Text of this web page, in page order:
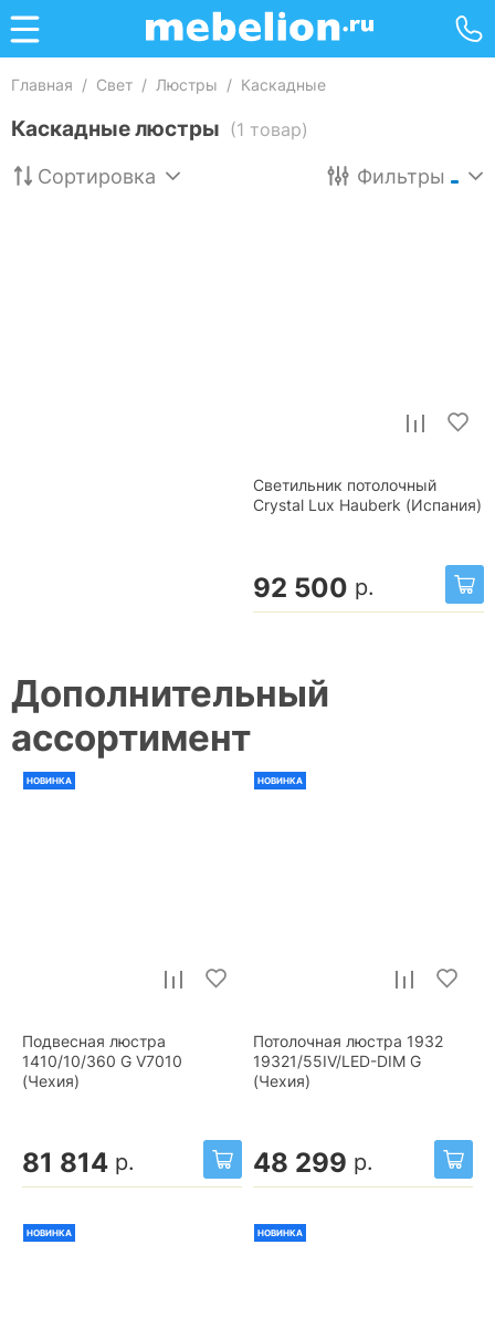
Главная / Свет / Люстры / Каскадные
Каскадные люстры (1 товар)
Сортировка Фильтры
Светильник потолочный
Crystal Lux Hauberk (Испания)
92 500 р.
Дополнительный
ассортимент
НОВИНКА
Подвесная люстра
1410/10/360 G V7010
(Чехия)
81 814 р.
НОВИНКА
Потолочная люстра 1932
19321/55IV/LED-DIM G
(Чехия)
48 299 р.
НОВИНКА НОВИНКА